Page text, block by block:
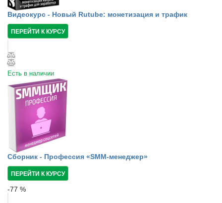
Видеокурс - Новый Rutube: монетизация и трафик
ПЕРЕЙТИ К КУРСУ
Есть в наличии
Сборник - Профессия «SMM-менеджер»
ПЕРЕЙТИ К КУРСУ
-77 %